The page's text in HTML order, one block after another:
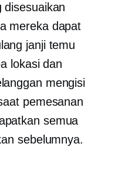
disesuaikan
mereka dapat
janji temu
lokasi dan
mengisi
pemesanan
semua
sebelumnya.